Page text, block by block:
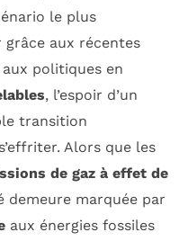
le plus
grâce aux récentes
politiques en
, l’espoir d’un
transition
Alors que les
de gaz à effet de
demeure marquée par
aux énergies fossiles